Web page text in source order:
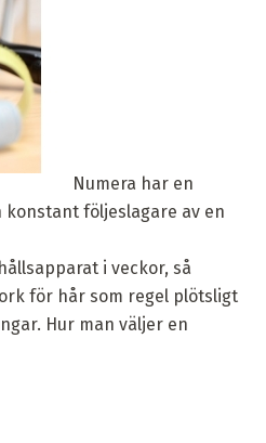
Numera har en
följeslagare av en
i veckor, så
för hår som regel plötsligt
Hur man väljer en